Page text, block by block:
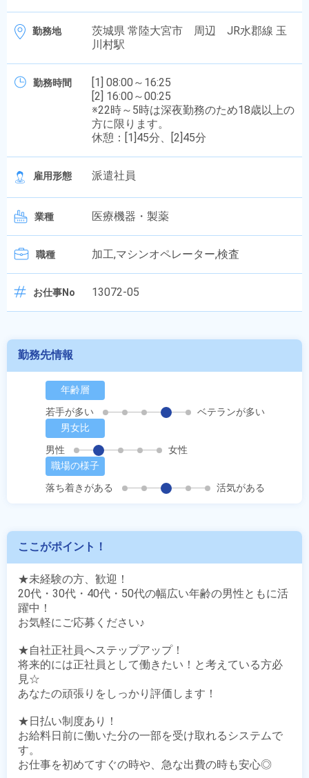
勤務地
茨城県 常陸大宮市 周辺 JR水郡線 玉
川村駅
勤務時間
[1] 08:00～16:25
[2] 16:00～00:25
※22時～5時は深夜勤務のため18歳以上の
方に限ります。
休憩：[1]45分、[2]45分
雇用形態 派遣社員
業種 医療機器・製薬
職種 加工,マシンオペレーター,検査
お仕事No 13072-05
勤務先情報
年齢層
若手が多い
ベテランが多い
男女比
男性
女性
職場の様子
落ち着きがある
活気がある
ここがポイント！
★未経験の方、歓迎！
20代・30代・40代・50代の幅広い年齢の男性ともに活
躍中！
お気軽にご応募ください♪
★自社正社員へステップアップ！
将来的には正社員として働きたい！と考えている方必
見☆
あなたの頑張りをしっかり評価します！
★日払い制度あり！
お給料日前に働いた分の一部を受け取れるシステムで
す。
お仕事を初めてすぐの時や、急な出費の時も安心◎